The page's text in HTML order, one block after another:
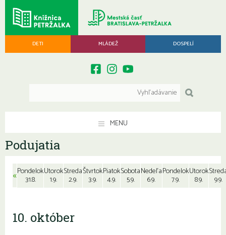
DETI MLÁDEŽ DOSPELÍ
MENU
Podujatia
«Pondelok
31.8.
Utorok
1.9.
Streda
2.9.
Štvrtok
3.9.
Piatok
4.9.
Sobota
5.9.
Nedeľa
6.9.
Pondelok
7.9.
Utorok
8.9. 9.9.
10. október